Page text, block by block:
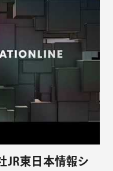
JR東日本情報シ